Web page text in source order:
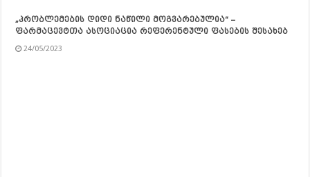
„პრობლემების დიდი ნაწილი მოგვარებულია“ –
ფარმაცევტთა ასოციაცია რეფერენტული ფასების შესახებ
24/05/2023